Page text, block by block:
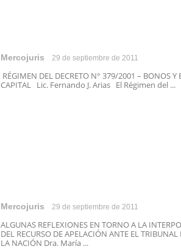
Mercojuris 29 de septiembre de 2011
RÉGIMEN DEL DECRETO N° 379/2001 – BONOS Y
CAPITAL Lic. Fernando J. Arias El Régimen del ...
Mercojuris 29 de septiembre de 2011
ALGUNAS REFLEXIONES EN TORNO A LA
DEL RECURSO DE APELACIÓN ANTE EL TRIBUNAL
LA NACIÓN Dra. María ...